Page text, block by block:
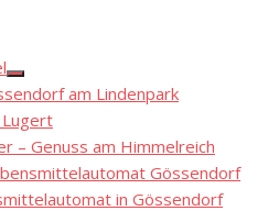
Show
sub
menu
am Lindenpark
Lugert
– Genuss am Himmelreich
Gössendorf
in Gössendorf